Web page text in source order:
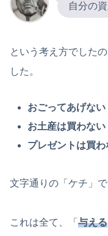
自分の
という考え方でした
した。
おごってあげない
お土産は買わない
プレゼントは買わ
文字通りの「ケチ」で
これは全て、「 与える